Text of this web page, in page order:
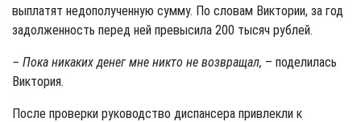
выплатят недополученную сумму. По словам Виктории, за год
задолженность перед ней превысила 200 тысяч рублей.
– Пока никаких денег мне никто не возвращал, – поделилась
Виктория.
После проверки руководство диспансера привлекли к